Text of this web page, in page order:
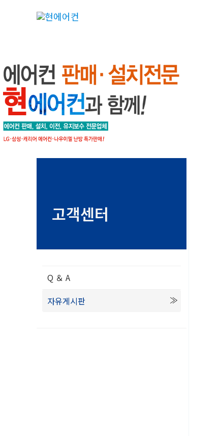
건
너
뛰
기
고객센터
Q ＆ A
자유게시판